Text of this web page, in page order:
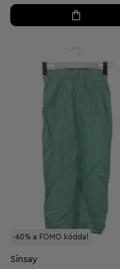
-60% a FOMO kóddal
Sinsay